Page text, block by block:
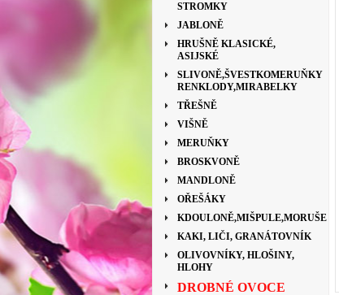
STROMKY
JABLONĚ
HRUŠNĚ KLASICKÉ,
ASIJSKÉ
SLIVONĚ,ŠVESTKOMERUŇKY
RENKLODY,MIRABELKY
TŘEŠNĚ
VIŠNĚ
MERUŇKY
BROSKVONĚ
MANDLONĚ
OŘEŠÁKY
KDOULONĚ,MIŠPULE,MORUŠE
KAKI, LIČI, GRANÁTOVNÍK
OLIVOVNÍKY, HLOŠINY,
HLOHY
DROBNÉ OVOCE